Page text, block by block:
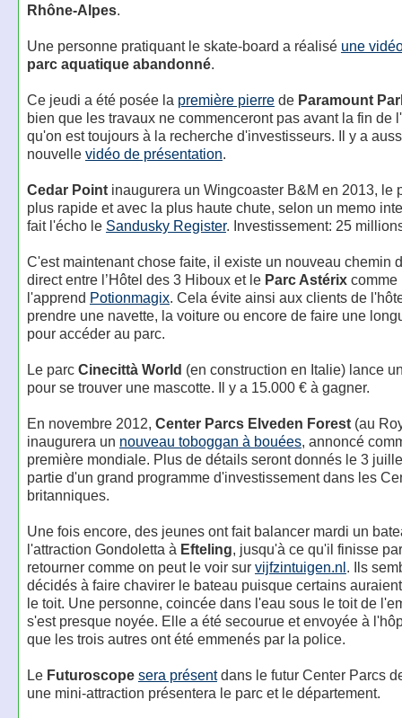
Rhône-Alpes.
Une personne pratiquant le skate-board a réalisé une
parc aquatique abandonné.
Ce jeudi a été posée la première pierrede Paramount
bien que les travaux ne commenceront pas avant la fin de
qu'on est toujours à la recherche d'investisseurs. Il y a
nouvelle vidéo de présentation.
Cedar Pointinaugurera un Wingcoaster B&M en 2013, le
plus rapide et avec la plus haute chute, selon un memo
fait l'écho le Sandusky Register. Investissement: 25
C'est maintenant chose faite, il existe un nouveau chemin
direct entre l’Hôtel des 3 Hiboux et le Parc Astérixcomme
l'apprend Potionmagix. Cela évite ainsi aux clients de
prendre une navette, la voiture ou encore de faire une
pour accéder au parc.
Le parc Cinecittà World (en construction en Italie) lance
pour se trouver une mascotte. Il y a 15.000 € à gagner.
En novembre 2012, Center Parcs Elveden Forest(au
inaugurera un nouveau toboggan à bouées, annoncé
première mondiale. Plus de détails seront donnés le 3
partie d'un grand programme d'investissement dans les
britanniques.
Une fois encore, des jeunes ont fait balancer mardi un
l'attraction Gondoletta à Efteling, jusqu'à ce qu'il finisse
retourner comme on peut le voir sur vijfzintuigen.nl. Ils
décidés à faire chavirer le bateau puisque certains
le toit. Une personne, coincée dans l'eau sous le toit de
s'est presque noyée. Elle a été secourue et envoyée à
que les trois autres ont été emmenés par la police.
Le ‪ Futuroscope‬ sera présentdans le futur Center Parcs
une mini-attraction présentera le parc et le département.